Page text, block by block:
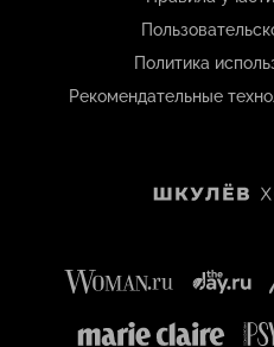
Политика
Рекомендательные